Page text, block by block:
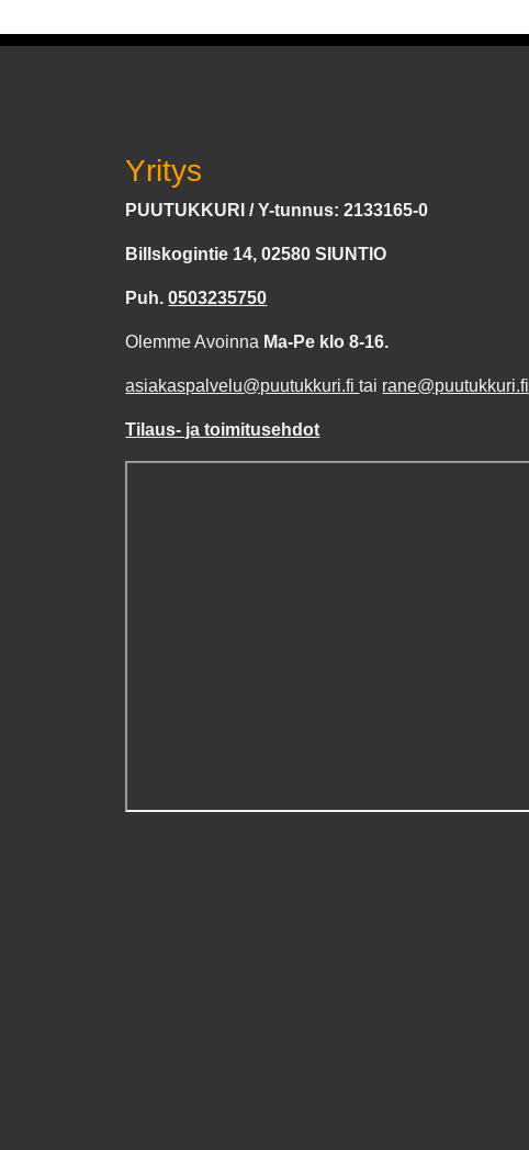
Yritys
PUUTUKKURI / Y-tunnus: 2133165-0
Billskogintie 14, 02580 SIUNTIO
Puh.0503235750
Olemme Avoinna Ma-Pe klo 8-16.
asiakaspalvelu@puutukkuri.fitai rane@puutukkuri.fi
Tilaus- ja toimitusehdot